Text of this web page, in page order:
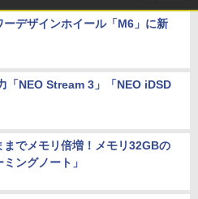
ーデザインホイール「M6」に新
「NEO Stream 3」「NEO iDSD
までメモリ倍増！メモリ32GBの
ミングノート」